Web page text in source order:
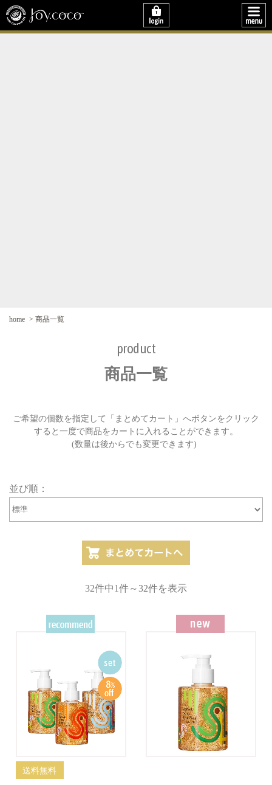
home 商品一覧
product
商品一覧
並び順：
32件中1件～32件を表示
ご希望の個数を指定して「まとめてカート」へボタンをクリック
すると一度で商品をカートに入れることができます。
(数量は後からでも変更できます)
送料無料